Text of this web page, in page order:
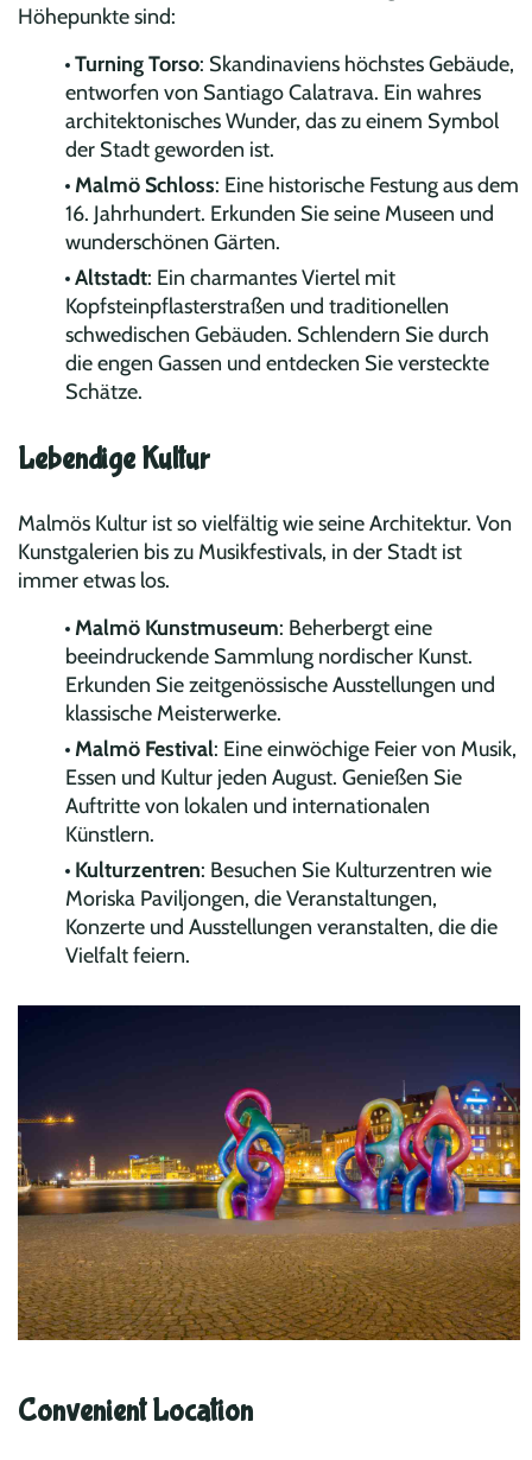
Höhepunkte sind:
Turning Torso: Skandinaviens höchstes Gebäude,
entworfen von Santiago Calatrava. Ein wahres
architektonisches Wunder, das zu einem Symbol
der Stadt geworden ist.
Malmö Schloss: Eine historische Festung aus dem
16. Jahrhundert. Erkunden Sie seine Museen und
wunderschönen Gärten.
Altstadt: Ein charmantes Viertel mit
Kopfsteinpflasterstraßen und traditionellen
schwedischen Gebäuden. Schlendern Sie durch
die engen Gassen und entdecken Sie versteckte
Schätze.
Lebendige Kultur
Malmös Kultur ist so vielfältig wie seine Architektur. Von
Kunstgalerien bis zu Musikfestivals, in der Stadt ist
immer etwas los.
Malmö Kunstmuseum: Beherbergt eine
beeindruckende Sammlung nordischer Kunst.
Erkunden Sie zeitgenössische Ausstellungen und
klassische Meisterwerke.
Malmö Festival: Eine einwöchige Feier von Musik,
Essen und Kultur jeden August. Genießen Sie
Auftritte von lokalen und internationalen
Künstlern.
Kulturzentren: Besuchen Sie Kulturzentren wie
Moriska Paviljongen, die Veranstaltungen,
Konzerte und Ausstellungen veranstalten, die die
Vielfalt feiern.
Convenient Location